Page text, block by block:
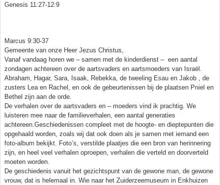
Genesis 11:27-12:9
Marcus 9:30-37
Gemeente van onze Heer Jezus Christus,
Vanaf vandaag horen we – samen met de kinderdienst – een aantal
zondagen achtereen over de aartsvaders en aartsmoeders van Israël.
Abraham, Hagar, Sara, Isaak, Rebekka, de tweeling Esau en Jakob , de
zusters Lea en Rachel, en ook de gebeurtenissen bij de plaatsen Pniel en
Bethel zijn aan de orde.
De verhalen over de aartsvaders en – moeders vind ik prachtig. We
luisteren mee naar de familieverhalen, een aantal generaties
achtereen.Geschiedenissen compleet met de hoogte- en dieptepunten die
opgehaald worden, zoals wij dat ook doen als je samen met iemand een
foto-album bekijkt. Foto’s, verstilde plaatjes die een bron van herinnering
zijn, en heel veel verhalen oproepen, verhalen die verteld en doorverteld
moeten worden.
De geschiedenis vanuit het gezichtspunt van de gewone man, de gewone
vrouw, dat is helemaal in. Wie naar het Zuiderzeemuseum in Enkhuizen